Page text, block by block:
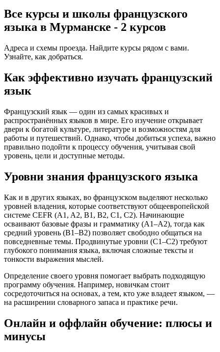
Все курсы и школы французского
языка в Мурманске - 2 курсов
Адреса и схемы проезда. Найдите курсы рядом с вами.
Узнайте, как добраться.
Как эффективно изучать французский
язык
Французский язык — один из самых красивых и
распространённых языков в мире. Его изучение открывает
двери к богатой культуре, литературе и возможностям для
работы и путешествий. Однако, чтобы добиться успеха, важно
правильно подойти к процессу обучения, учитывая свой
уровень, цели и доступные методы.
Уровни знания французского языка
Как и в других языках, во французском выделяют несколько
уровней владения, которые соответствуют общеевропейской
системе CEFR (A1, A2, B1, B2, C1, C2). Начинающие
осваивают базовые фразы и грамматику (A1–A2), тогда как
средний уровень (B1–B2) позволяет свободно общаться на
повседневные темы. Продвинутые уровни (C1–C2) требуют
глубокого понимания языка, включая сложные тексты и
тонкости выражения мыслей.
Определение своего уровня помогает выбрать подходящую
программу обучения. Например, новичкам стоит
сосредоточиться на основах, а тем, кто уже владеет языком, —
на расширении словарного запаса и практике речи.
Онлайн и оффлайн обучение: плюсы и
минусы